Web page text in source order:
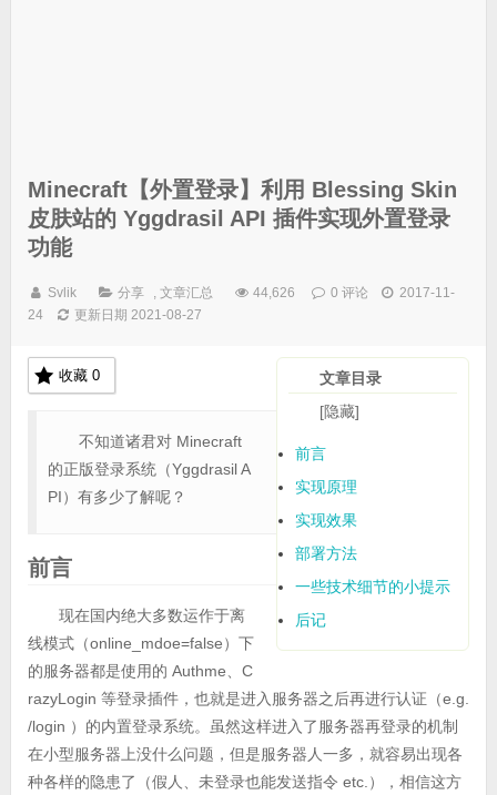
Minecraft【外置登录】利用 Blessing Skin
皮肤站的 Yggdrasil API 插件实现外置登录
功能
Svlik 分享 , 文章汇总 44,626 0 评论
2017-11-
24
更新日期 2021-08-27
文章目录
[隐藏]
前言
实现原理
实现效果
部署方法
一些技术细节的小提示
后记
收藏 0
不知道诸君对 Minecraft
的正版登录系统（Yggdrasil A
PI）有多少了解呢？
前言
现在国内绝大多数运作于离
线模式（online_mdoe=false）下
的服务器都是使用的 Authme、C
razyLogin 等登录插件，也就是进入服务器之后再进行认证（e.g.
/login ）的内置登录系统。虽然这样进入了服务器再登录的机制
在小型服务器上没什么问题，但是服务器人一多，就容易出现各
种各样的隐患了（假人、未登录也能发送指令 etc.），相信这方